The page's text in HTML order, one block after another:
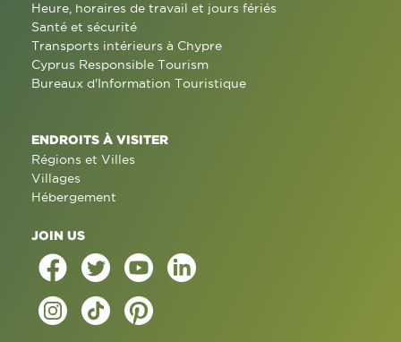
Heure, horaires de travail et jours fériés
Santé et sécurité
Transports intérieurs à Chypre
Cyprus Responsible Tourism
Bureaux d'Information Touristique
ENDROITS À VISITER
Régions et Villes
Villages
Hébergement
JOIN US